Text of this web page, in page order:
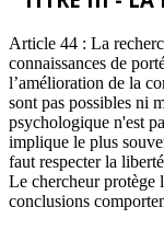
Article 44 : La
connaissances de
l’amélioration de la
sont pas possibles ni
psychologique n'est
implique le plus
faut respecter la
Le chercheur protège
conclusions